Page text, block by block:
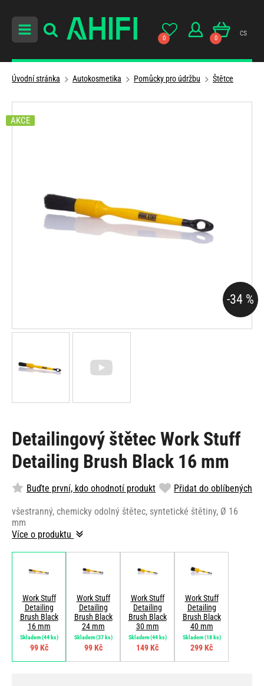
0 0
cs
Úvodní stránka Autokosmetika Pomůcky pro údržbu Štětce
Detailingový štětec Work Stuff
Detailing Brush Black 16 mm
Buďte první, kdo ohodnotí produkt Přidat do oblíbených
všestranný, chemicky odolný štětec, syntetické štětiny, Ø 16
mm
Více o produktu
Work Stuff
Detailing
Brush Black
16 mm
Skladem(44 ks)
99 Kč
Work Stuff
Detailing
Brush Black
24 mm
Skladem(37 ks)
99 Kč
Work Stuff
Detailing
Brush Black
30 mm
Skladem(44 ks)
149 Kč
Work Stuff
Detailing
Brush Black
40 mm
Skladem(18 ks)
299 Kč
-34 %
AKCE